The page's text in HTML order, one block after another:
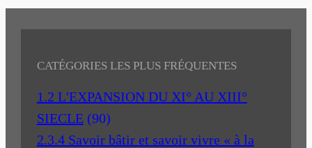
CATÉGORIES LES PLUS FRÉQUENTES
1.2 L'EXPANSION DU XI° AU XIII°
SIECLE (90)
2.3.4 Savoir bâtir et savoir vivre « à la